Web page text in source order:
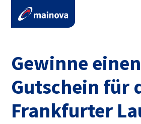
Gewinne
Gutschein für
Frankfurter